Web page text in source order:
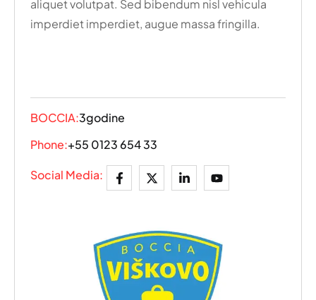
aliquet volutpat. Sed bibendum nisl vehicula
imperdiet imperdiet, augue massa fringilla.
BOCCIA:3godine
Phone:+55 0123 654 33
Social Media: